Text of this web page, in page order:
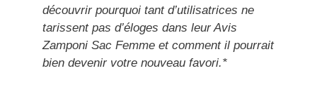
découvrir pourquoi tant d’utilisatrices ne
tarissent pas d’éloges dans leur Avis
Zamponi Sac Femme et comment il pourrait
bien devenir votre nouveau favori.*